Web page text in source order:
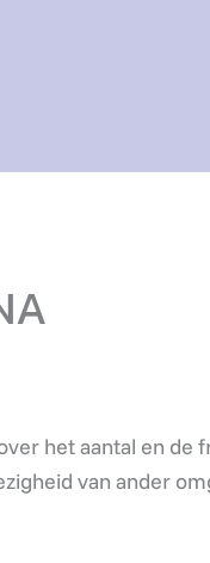
het aantal en de
van ander